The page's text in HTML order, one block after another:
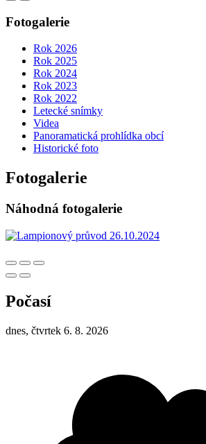
Fotogalerie
Rok 2026
Rok 2025
Rok 2024
Rok 2023
Rok 2022
Letecké snímky
Videa
Panoramatická prohlídka obcí
Historické foto
Fotogalerie
Náhodná fotogalerie
Počasí
dnes, čtvrtek 6. 8. 2026